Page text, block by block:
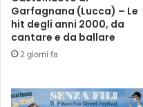
c
o
m
e
m
-
𝐎
𝐑
𝐂
𝐒
Garfagnana (Lucca) – Le
hit degli anni 2000, da
cantare e da ballare
2 giorni fa